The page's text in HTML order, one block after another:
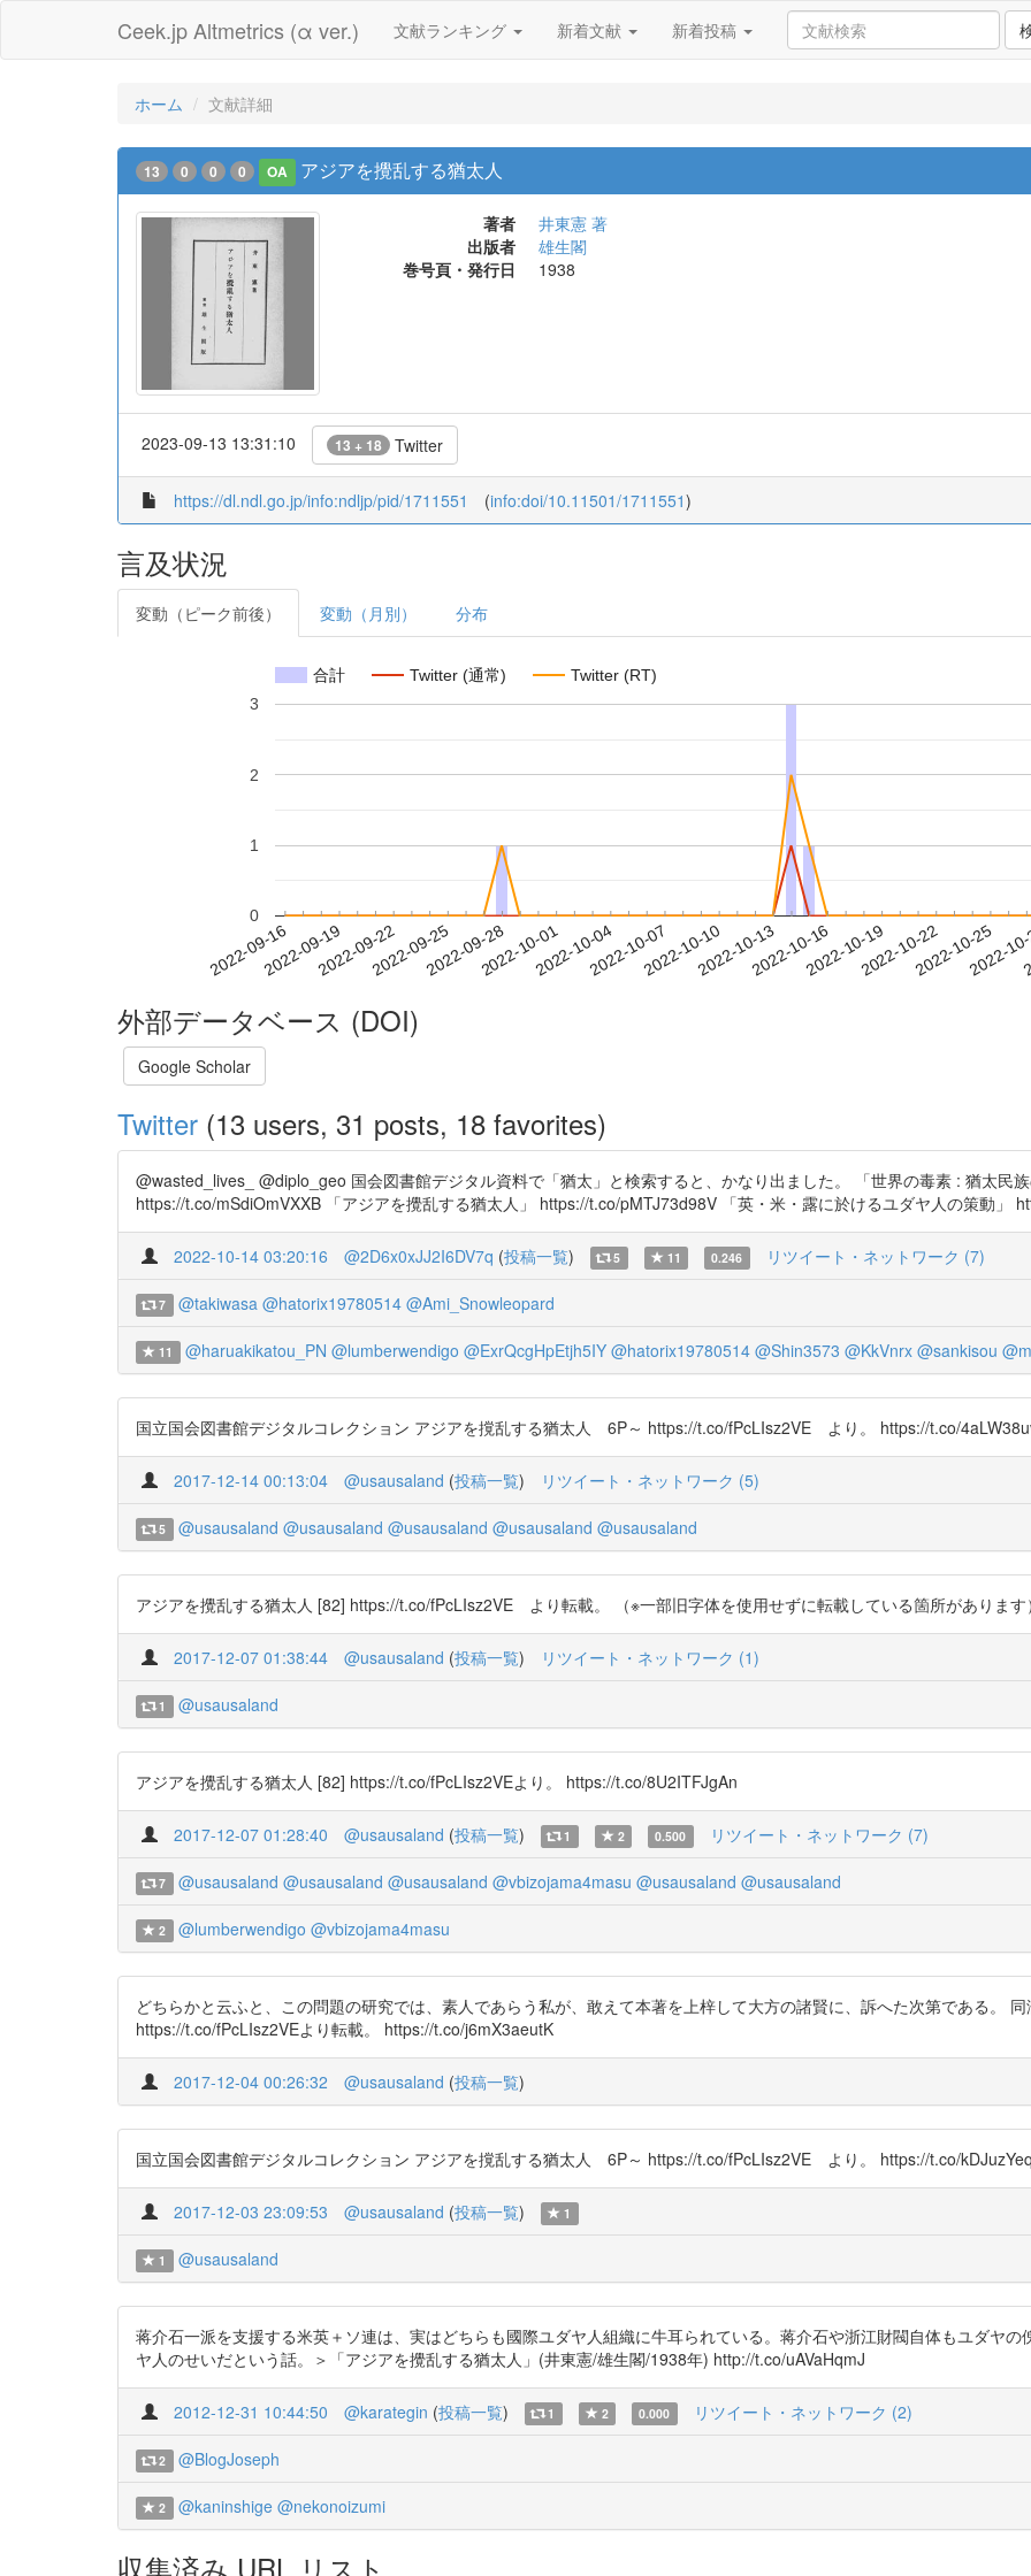
Ceek.jp Altmetrics (α ver.) 文献ランキング 新着文献 新着投稿
ホーム 文献詳細
13 0 0 0 OA アジアを攪乱する猶太人
著者
井東憲 著
出版者
雄生閣
巻号頁・発行日
1938
2023-09-13 13:31:10 13 + 18 Twitter
https://dl.ndl.go.jp/info:ndljp/pid/1711551 (info:doi/10.11501/1711551)
言及状況
変動（ピーク前後） 変動（月別） 分布
合計 Twitter (通常) Twitter (RT)
2022-09-162022-09-192022-09-222022-09-252022-09-282022-10-012022-10-042022-10-072022-10-102022-10-132022-10-162022-10-192022-10-222022-10-25
2022-
0
1
2
3
外部データベース (DOI)
Google Scholar
Twitter (13 users, 31 posts, 18 favorites)
@wasted_lives_ @diplo_geo 国会図書館デジタル資料で「猶太」と検索すると、かなり出ました。 「世界の毒素 : 猶太民族
https://t.co/mSdiOmVXXB 「アジアを攪乱する猶太人」 https://t.co/pMTJ73d98V 「英・米・露に於けるユダヤ人の策動」
2022-10-14 03:20:16 @2D6x0xJJ2I6DV7q (投稿一覧) 5 11 0.246 リツイート・ネットワーク (7)
7 @takiwasa @hatorix19780514 @Ami_Snowleopard
11 @haruakikatou_PN @lumberwendigo @ExrQcgHpEtjh5IY @hatorix19780514 @Shin3573 @KkVnrx @sankisou
国立国会図書館デジタルコレクション アジアを撹乱する猶太人 6P～ https://t.co/fPcLIsz2VE より。 https://t.co/
2017-12-14 00:13:04 @usausaland (投稿一覧) リツイート・ネットワーク (5)
5 @usausaland @usausaland @usausaland @usausaland @usausaland
アジアを攪乱する猶太人 [82] https://t.co/fPcLIsz2VE より転載。 （※一部旧字体を使用せずに転載している箇所がありま
2017-12-07 01:38:44 @usausaland (投稿一覧) リツイート・ネットワーク (1)
1 @usausaland
アジアを攪乱する猶太人 [82] https://t.co/fPcLIsz2VEより。 https://t.co/8U2ITFJgAn
2017-12-07 01:28:40 @usausaland (投稿一覧) 1 2 0.500 リツイート・ネットワーク (7)
7 @usausaland @usausaland @usausaland @vbizojama4masu @usausaland @usausaland
2 @lumberwendigo @vbizojama4masu
どちらかと云ふと、この問題の研究では、素人であらう私が、敢えて本著を上梓して大方の諸賢に、訴へた次第である
https://t.co/fPcLIsz2VEより転載。 https://t.co/j6mX3aeutK
2017-12-04 00:26:32 @usausaland (投稿一覧)
国立国会図書館デジタルコレクション アジアを撹乱する猶太人 6P～ https://t.co/fPcLIsz2VE より。 https://t.co/
2017-12-03 23:09:53 @usausaland (投稿一覧) 1
1 @usausaland
蒋介石一派を支援する米英＋ソ連は、実はどちらも國際ユダヤ人組織に牛耳られている。蒋介石や浙江財閥自体もユダヤ
ヤ人のせいだという話。＞「アジアを攪乱する猶太人」(井東憲/雄生閣/1938年) http://t.co/uAVaHqmJ
2012-12-31 10:44:50 @karategin (投稿一覧) 1 2 0.000 リツイート・ネットワーク (2)
2 @BlogJoseph
2 @kaninshige @nekonoizumi
収集済み URL リスト